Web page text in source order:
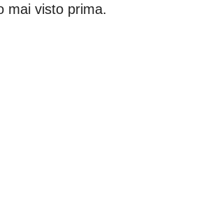
mai visto prima.